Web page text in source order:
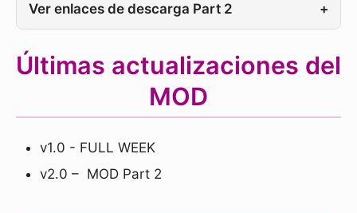
Ver enlaces de descarga Part 2 +
Últimas actualizaciones del
MOD
v1.0 - FULL WEEK
v2.0 – MOD Part 2